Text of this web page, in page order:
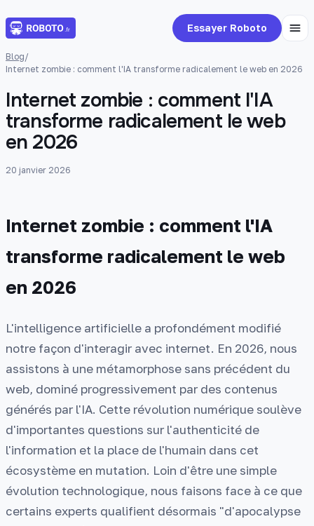
Essayer Roboto
Blog/
Internet zombie : comment l'IA transforme radicalement le web en 2026
Internet zombie : comment l'IA
transforme radicalement le web
en 2026
20 janvier 2026
Internet zombie : comment l'IA
transforme radicalement le web
en 2026
L'intelligence artificielle a profondément modifié
notre façon d'interagir avec internet. En 2026, nous
assistons à une métamorphose sans précédent du
web, dominé progressivement par des contenus
générés par l'IA. Cette révolution numérique soulève
d'importantes questions sur l'authenticité de
l'information et la place de l'humain dans cet
écosystème en mutation. Loin d'être une simple
évolution technologique, nous faisons face à ce que
certains experts qualifient désormais "d'apocalypse